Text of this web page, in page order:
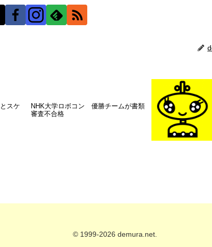
スケ
NHK大学ロボコン 優勝チームが書類
審査不合格
© 1999-2026 demura.net.